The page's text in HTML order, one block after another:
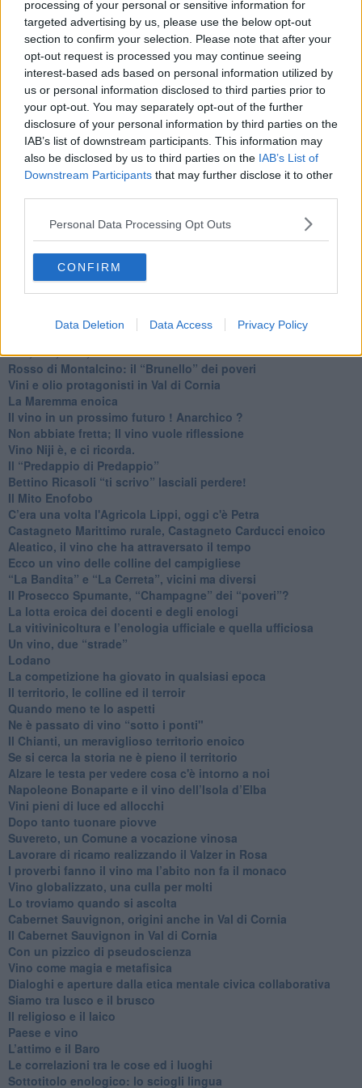
processing of your personal or sensitive information for
targeted advertising by us, please use the below opt-out
section to confirm your selection. Please note that after your
opt-out request is processed you may continue seeing
interest-based ads based on personal information utilized by
us or personal information disclosed to third parties prior to
your opt-out. You may separately opt-out of the further
disclosure of your personal information by third parties on the
IAB’s list of downstream participants. This information may
also be disclosed by us to third parties on the IAB’s List of
Downstream Participants that may further disclose it to other
Personal Data Processing Opt Outs
CONFIRM
Data Deletion Data Access Privacy Policy
​Gli enologi? Ci vogliono! Ma...!
​Il vino e la Bibbia
​Il vino e la “Critica”
Sergio Romano e il vino
​Storia enologica e concorsi sui vini odierni
Fiumi di parole sul vino
​Vai a uno scaffale, vedi e leggi: vino di Scansano
​I vini della Corsica
​1932, la viticoltura e il vino nell’Isola d’Elba
​La complessa storia del vino
​Vino: i futuri, stratificati nel tempo
​Astringente non è uguale a difettoso
Enologia a Castagneto Carducci
Lo storico toponimo del vino di “Acqua Giusta”
Uno Shiraz australiano nominato il migliore del mondo
​Flussi e riflussi enologici: “Vinella”
Vino, simbolo coreografico e etnografico
​Vite, uva, vino, storia antica e recente
​Rosso di Montalcino: il “Brunello” dei poveri
Vini e olio protagonisti in Val di Cornia
​La Maremma enoica
Il vino in un prossimo futuro ! Anarchico ?
​Non abbiate fretta; Il vino vuole riflessione
​Vino Niji è, e ci ricorda.
Il “Predappio di Predappio”
Bettino Ricasoli “ti scrivo” lasciali perdere!
Il Mito Enofobo
​C’era una volta l'Agricola Lippi, oggi c'è Petra
​Castagneto Marittimo rurale, Castagneto Carducci enoico
Aleatico, il vino che ha attraversato il tempo
Ecco un vino delle colline del campigliese
“La Bandita” e “La Cerreta”, vicini ma diversi
​Il Prosecco Spumante, “Champagne” dei “poveri”?
​La lotta eroica dei docenti e degli enologi
​La vitivinicoltura e l’enologia ufficiale e quella ufficiosa
​Un vino, due “strade”
Lodano
​La competizione ha giovato in qualsiasi epoca
Il territorio, le colline ed il terroir
Quando meno te lo aspetti
​Ne è passato di vino “sotto i ponti"
​Il Chianti, un meraviglioso territorio enoico
​Se si cerca la storia ne è pieno il territorio
Alzare le testa per vedere cosa c'è intorno a noi
​Napoleone Bonaparte e il vino dell’Isola d’Elba
Vini pieni di luce ed allocchi
Dopo tanto tuonare piovve
Suvereto, un Comune a vocazione vinosa
Lavorare di ricamo realizzando il Valzer in Rosa
​I proverbi fanno il vino ma l’abito non fa il monaco
Vino globalizzato, una culla per molti
Lo troviamo quando si ascolta
Cabernet Sauvignon, origini anche in Val di Cornia
Il Cabernet Sauvignon in Val di Cornia
Con un pizzico di pseudoscienza
​Vino come magia e metafisica
Dialoghi e aperture dalla etica mentale civica collaborativa
Siamo tra lusco e il brusco
Il religioso e il laico
​Paese e vino
L’attimo e il Baro
Le correlazioni tra le cose ed i luoghi
​Sottotitolo enologico: lo sciogli lingua